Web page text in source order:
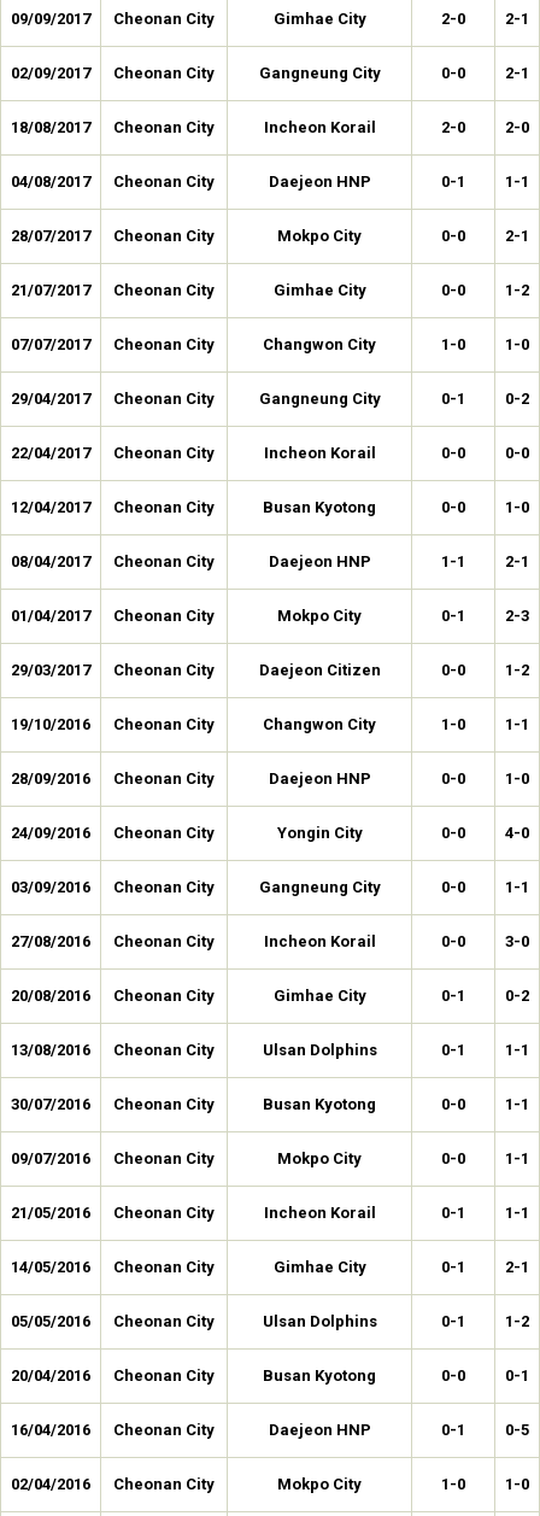
09/09/2017 Cheonan City Gimhae City 2-0 2-1
02/09/2017 Cheonan City Gangneung City 0-0 2-1
18/08/2017 Cheonan City Incheon Korail 2-0 2-0
04/08/2017 Cheonan City Daejeon HNP 0-1 1-1
28/07/2017 Cheonan City Mokpo City 0-0 2-1
21/07/2017 Cheonan City Gimhae City 0-0 1-2
07/07/2017 Cheonan City Changwon City 1-0 1-0
29/04/2017 Cheonan City Gangneung City 0-1 0-2
22/04/2017 Cheonan City Incheon Korail 0-0 0-0
12/04/2017 Cheonan City Busan Kyotong 0-0 1-0
08/04/2017 Cheonan City Daejeon HNP 1-1 2-1
01/04/2017 Cheonan City Mokpo City 0-1 2-3
29/03/2017 Cheonan City Daejeon Citizen 0-0 1-2
19/10/2016 Cheonan City Changwon City 1-0 1-1
28/09/2016 Cheonan City Daejeon HNP 0-0 1-0
24/09/2016 Cheonan City Yongin City 0-0 4-0
03/09/2016 Cheonan City Gangneung City 0-0 1-1
27/08/2016 Cheonan City Incheon Korail 0-0 3-0
20/08/2016 Cheonan City Gimhae City 0-1 0-2
13/08/2016 Cheonan City Ulsan Dolphins 0-1 1-1
30/07/2016 Cheonan City Busan Kyotong 0-0 1-1
09/07/2016 Cheonan City Mokpo City 0-0 1-1
21/05/2016 Cheonan City Incheon Korail 0-1 1-1
14/05/2016 Cheonan City Gimhae City 0-1 2-1
05/05/2016 Cheonan City Ulsan Dolphins 0-1 1-2
20/04/2016 Cheonan City Busan Kyotong 0-0 0-1
16/04/2016 Cheonan City Daejeon HNP 0-1 0-5
02/04/2016 Cheonan City Mokpo City 1-0 1-0